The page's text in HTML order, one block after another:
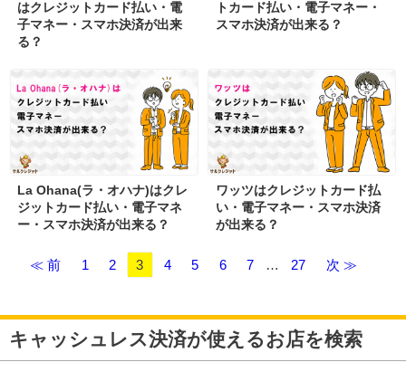
はクレジットカード払い・電
子マネー・スマホ決済が出来
る？
トカード払い・電子マネー・
スマホ決済が出来る？
La Ohana(ラ・オハナ)はクレ
ジットカード払い・電子マネ
ー・スマホ決済が出来る？
ワッツはクレジットカード払
い・電子マネー・スマホ決済
が出来る？
≪ 前 1 2 3 4 5 6 7 … 27 次 ≫
キャッシュレス決済が使えるお店を検索